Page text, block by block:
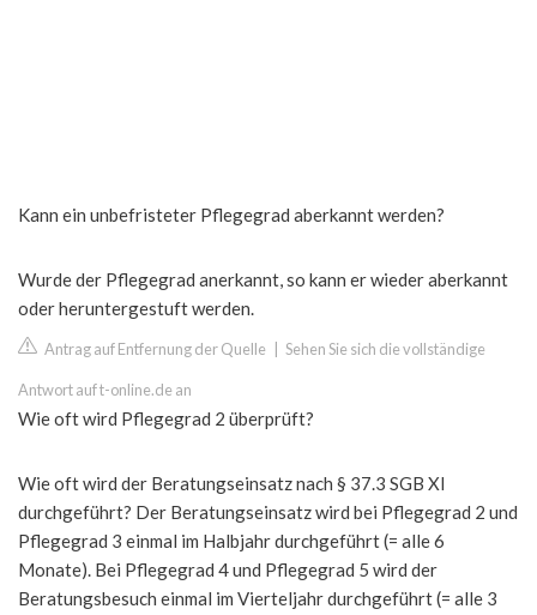
Kann ein unbefristeter Pflegegrad aberkannt werden?
Wurde der Pflegegrad anerkannt, so kann er wieder aberkannt
oder heruntergestuft werden.
Antrag auf Entfernung der Quelle Sehen Sie sich die vollständige
Antwort auf t-online.de an
Wie oft wird Pflegegrad 2 überprüft?
Wie oft wird der Beratungseinsatz nach § 37.3 SGB XI
durchgeführt? Der Beratungseinsatz wird bei Pflegegrad 2 und
Pflegegrad 3 einmal im Halbjahr durchgeführt (= alle 6
Monate). Bei Pflegegrad 4 und Pflegegrad 5 wird der
Beratungsbesuch einmal im Vierteljahr durchgeführt (= alle 3